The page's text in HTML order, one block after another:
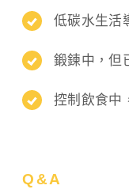
低碳水生活
鍛鍊中，但
控制飲食中
Q&A